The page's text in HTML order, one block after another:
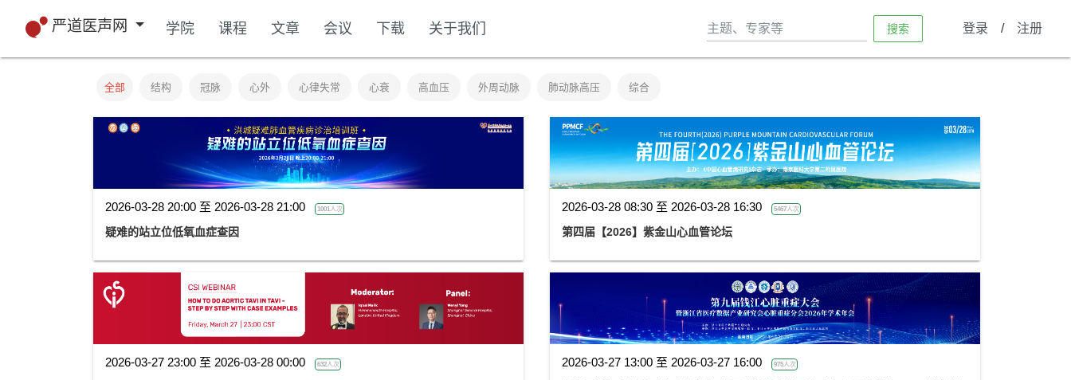
严道医声网 学院 课程 文章 会议 下载 关于我们 搜索 登录 / 注册
全部 结构 冠脉 心外 心律失常 心衰 高血压 外周动脉 肺动脉高压 综合
2026-03-28 20:00 至 2026-03-28 21:00 1001人次
疑难的站立位低氧血症查因
2026-03-28 08:30 至 2026-03-28 16:30 5467人次
第四届【2026】紫金山心血管论坛
2026-03-27 23:00 至 2026-03-28 00:00 632人次 2026-03-27 13:00 至 2026-03-27 16:00 975人次